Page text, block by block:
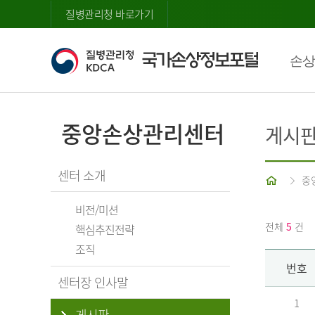
질병관리청 바로가기
손
중앙손상관리센터
센터 소개
비전/미션
핵심추진전략
조직
센터장 인사말
게시
중
전체 5 건
번호
1